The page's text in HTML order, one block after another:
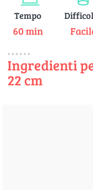
Tempo
60 min
Ingredienti
22 cm